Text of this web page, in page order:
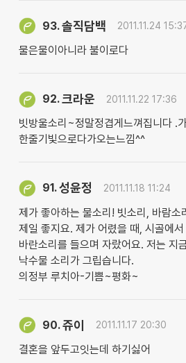
93.솔직담백 2011.11.24
물은물이아니라 불이로다
92.크라운 2011.11.22 17:36
빗방울소리~정말정겹게느껴집니다 .
한줄기빛으로다가오는느낌^^
91.성윤정 2011.11.18 11:24
제가 좋아하는 물소리! 빗소리, 바람소
제일 좋지요. 제가 어렸을 때, 시골에서
바란소리를 들으며 자랐어요. 저는 지
낙수물 소리가 그립습니다.
의정부 루치아-기쁨~평화~
90.쥬이 2011.11.17 20:30
결혼을 앞두고잇는데 하기싫어